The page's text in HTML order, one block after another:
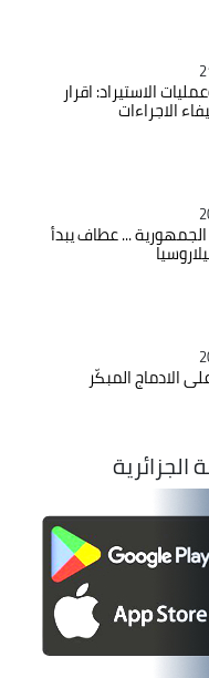
الاستيراد: اقرار
الاجراءات
... عطاف يبدأ
الادماج المبكّر